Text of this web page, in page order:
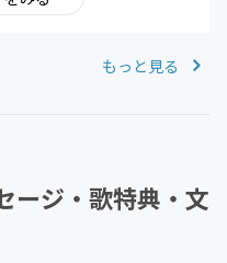
もっと見る
ジ・歌特典・文